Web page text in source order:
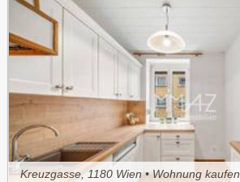
Kreuzgasse, 1180 Wien • Wohnung kaufen